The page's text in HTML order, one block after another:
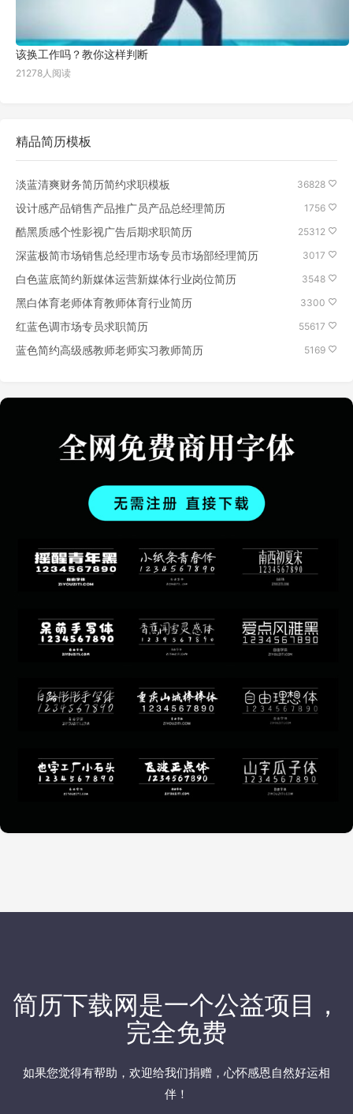
该换工作吗？教你这样判断
21278人阅读
精品简历模板
淡蓝清爽财务简历简约求职模板 36828
设计感产品销售产品推广员产品总经理简历 1756
酷黑质感个性影视广告后期求职简历 25312
深蓝极简市场销售总经理市场专员市场部经理简历 3017
白色蓝底简约新媒体运营新媒体行业岗位简历 3548
黑白体育老师体育教师体育行业简历 3300
红蓝色调市场专员求职简历 55617
蓝色简约高级感教师老师实习教师简历 5169
简历下载网是一个公益项目，
完全免费
如果您觉得有帮助，欢迎给我们捐赠 ，心怀感恩自然好运相
伴！